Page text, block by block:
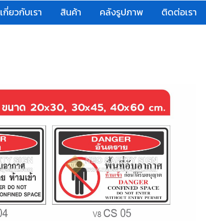
เกี่ยวกับเรา สินค้า คลังรูปภาพ ติดต่อเรา